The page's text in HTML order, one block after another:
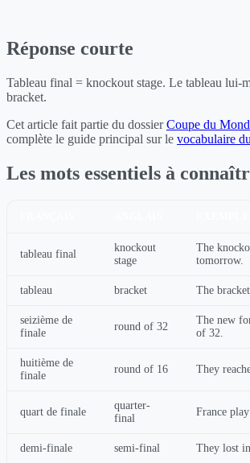
Réponse courte
Tableau final = knockout stage. Le tableau lui-
bracket.
Cet article fait partie du dossierCoupe du
complète le guide principal sur le vocabulaire
Les mots essentiels à
tableau final
knockout
stage
The
tomorrow.
tableau bracket The
seizième de
finale
round of 32
The new
of 32.
huitième de
finale
round of 16 They
quart de finale
quarter-
final
France
demi-finale semi-final They lost